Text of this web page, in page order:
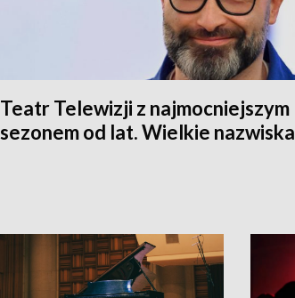
Teatr Telewizji z najmocniejszym
sezonem od lat. Wielkie nazwiska